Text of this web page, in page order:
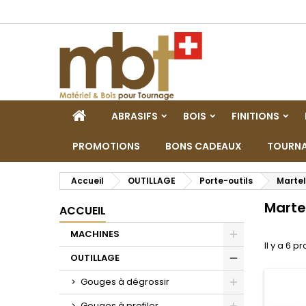
ACCUEILABRASIFS BOIS FINITIONS
PROMOTIONS BONS CADEAUX
Accueil OUTILLAGE Porte-outils Martel
ACCUEIL
MACHINES
Toggle
OUTILLAGE
Gouges à dégrossir
Il y a 6